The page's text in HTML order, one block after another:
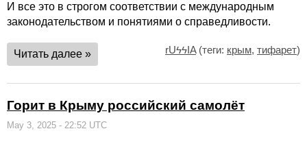
И все это в строгом соответствии с международным
законодательством и понятиями о справедливости.
Читать далее » rUϟϟIA(теги: крым, тифарет)
Горит в Крыму российский самолёт
May 3, 2025 - 22:52 UTC